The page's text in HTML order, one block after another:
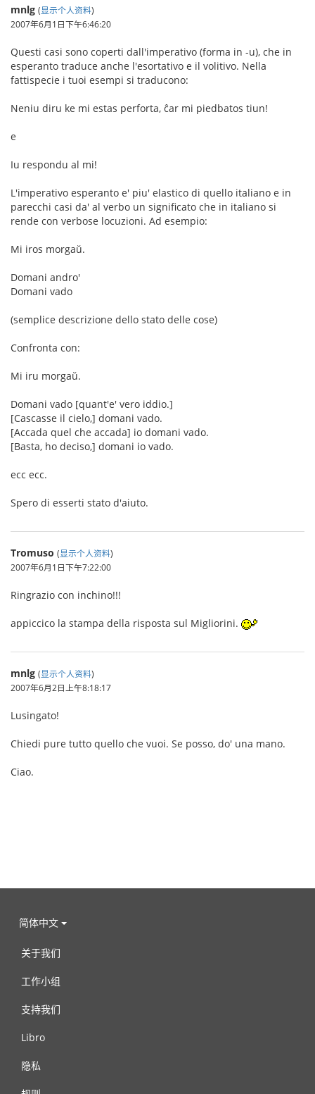
mnlg (显示个人资料)
2007年6月1日下午6:46:20
Questi casi sono coperti dall'imperativo (forma in -u), che in
esperanto traduce anche l'esortativo e il volitivo. Nella
fattispecie i tuoi esempi si traducono:
Neniu diru ke mi estas perforta, ĉar mi piedbatos tiun!
e
Iu respondu al mi!
L'imperativo esperanto e' piu' elastico di quello italiano e in
parecchi casi da' al verbo un significato che in italiano si
rende con verbose locuzioni. Ad esempio:
Mi iros morgaŭ.
Domani andro'
Domani vado
(semplice descrizione dello stato delle cose)
Confronta con:
Mi iru morgaŭ.
Domani vado [quant'e' vero iddio.]
[Cascasse il cielo,] domani vado.
[Accada quel che accada] io domani vado.
[Basta, ho deciso,] domani io vado.
ecc ecc.
Spero di esserti stato d'aiuto.
Tromuso (显示个人资料)
2007年6月1日下午7:22:00
Ringrazio con inchino!!!
appiccico la stampa della risposta sul Migliorini.
mnlg (显示个人资料)
2007年6月2日上午8:18:17
Lusingato!
Chiedi pure tutto quello che vuoi. Se posso, do' una mano.
Ciao.
简体中文
关于我们
工作小组
支持我们
Libro
隐私